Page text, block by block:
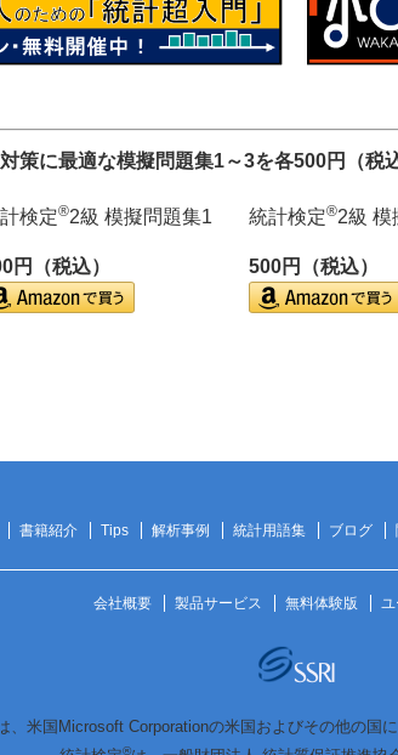
策に最適な模擬問題集1～3を各500円（税
検定®2級 模擬問題集1
円（税込）
統計検定®2級 模
500円（税込）
書籍紹介 Tips 解析事例 統計用語集 ブログ
会社概要 製品サービス 無料体験版 ユ
、米国Microsoft Corporationの米国およびその他の国
®